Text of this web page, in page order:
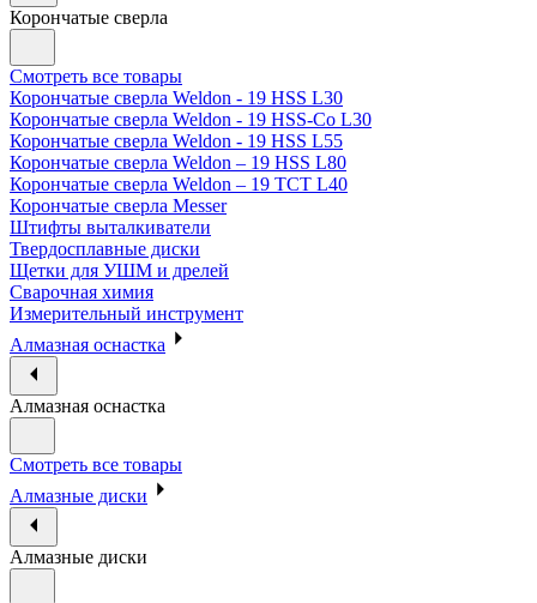
Корончатые сверла
Смотреть все товары
Корончатые сверла Weldon - 19 HSS L30
Корончатые сверла Weldon - 19 HSS-Co L30
Корончатые сверла Weldon - 19 HSS L55
Корончатые сверла Weldon – 19 HSS L80
Корончатые сверла Weldon – 19 TCT L40
Корончатые сверла Messer
Штифты выталкиватели
Твердосплавные диски
Щетки для УШМ и дрелей
Сварочная химия
Измерительный инструмент
Алмазная оснастка
Алмазная оснастка
Смотреть все товары
Алмазные диски
Алмазные диски